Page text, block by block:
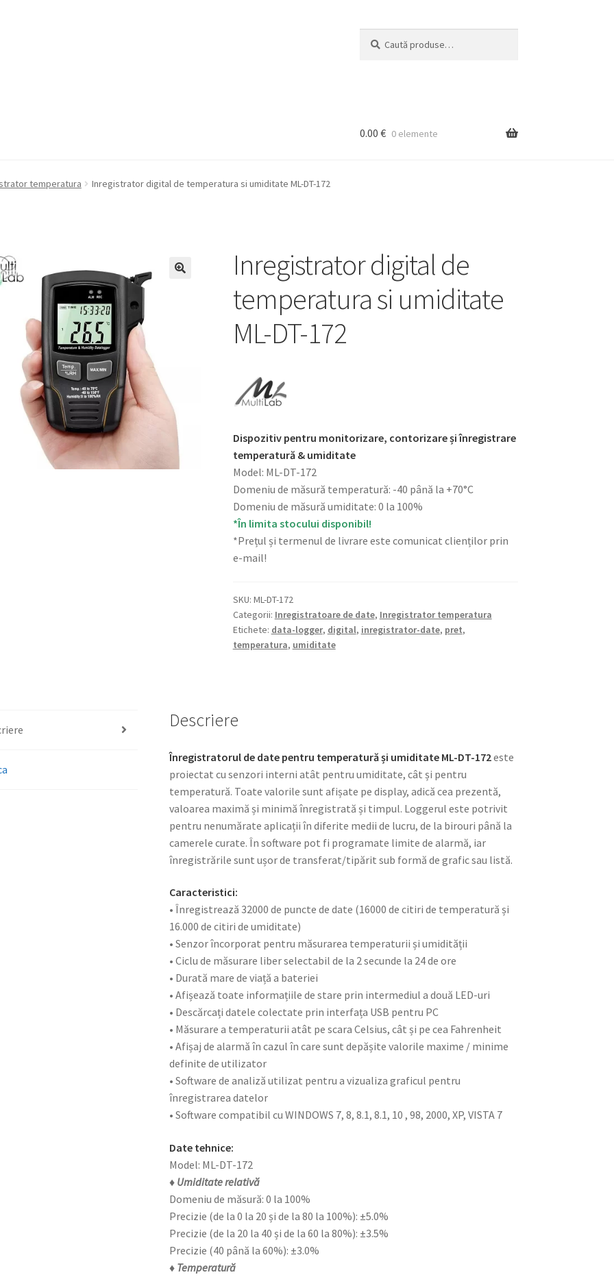
după:
Quote Condiții generale ServiceContact
0.00 € 0 elemente
temperatura Inregistrator digital de temperatura si umiditate ML-DT-172
Inregistrator digital de
temperatura si umiditate
ML-DT-172
Dispozitiv pentru monitorizare, contorizare și înregistrare
temperatură & umiditate
Model: ML-DT-172
Domeniu de măsură temperatură: -40 până la +70°C
Domeniu de măsură umiditate: 0 la 100%
*În limita stocului disponibil!
*Prețul și termenul de livrare este comunicat clienților prin
e-mail!
SKU: ML-DT-172
Categorii: Inregistratoare de date, Inregistrator temperatura
Etichete: data-logger, digital, inregistrator-date, pret,
temperatura, umiditate
Descriere
Înregistratorul de date pentru temperatură și umiditate ML-DT-172este
proiectat cu senzori interni atât pentru umiditate, cât și pentru
temperatură. Toate valorile sunt afișate pe display, adică cea prezentă,
valoarea maximă și minimă înregistrată și timpul. Loggerul este potrivit
pentru nenumărate aplicații în diferite medii de lucru, de la birouri până la
camerele curate. În software pot fi programate limite de alarmă, iar
înregistrările sunt ușor de transferat/tipărit sub formă de grafic sau listă.
Caracteristici:
• Înregistrează 32000 de puncte de date (16000 de citiri de temperatură și
16.000 de citiri de umiditate)
• Senzor încorporat pentru măsurarea temperaturii și umidității
• Ciclu de măsurare liber selectabil de la 2 secunde la 24 de ore
• Durată mare de viață a bateriei
• Afișează toate informațiile de stare prin intermediul a două LED-uri
• Descărcați datele colectate prin interfața USB pentru PC
• Măsurare a temperaturii atât pe scara Celsius, cât și pe cea Fahrenheit
• Afișaj de alarmă în cazul în care sunt depășite valorile maxime / minime
definite de utilizator
• Software de analiză utilizat pentru a vizualiza graficul pentru
înregistrarea datelor
• Software compatibil cu WINDOWS 7, 8, 8.1, 8.1, 10 , 98, 2000, XP, VISTA 7
Date tehnice:
Model: ML-DT-172
♦ Umiditate relativă
Domeniu de măsură: 0 la 100%
Precizie (de la 0 la 20 și de la 80 la 100%): ±5.0%
Precizie (de la 20 la 40 și de la 60 la 80%): ±3.5%
Precizie (40 până la 60%): ±3.0%
♦ Temperatură